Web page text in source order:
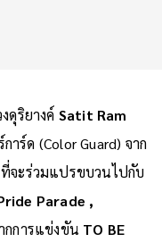
ดุริยางค์ Satit Ram
าร์ด (Color Guard) จาก
ที่จะร่วมแปรขบวนไปกับ
Parade ,
กการแข่งขัน TO BE